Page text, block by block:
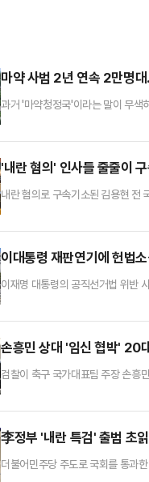
마약 사범 2년 연속 2만명
과거 '마약청정국'이라는 말이 무색
수사권을 완전히 없애고, 검찰을
'내란 혐의' 인사들 줄줄이
내란 혐의로 구속기소된 김용현 전
수 없이 조건을 붙여 직권 보석을
이대통령 재판연기에 헌법
이재명 대통령의 공직선거법 위반
헌법재판소(헌재)에 따르면 지난 9
손흥민 상대 '임신 협박' 20
검찰이 축구 국가대표팀 주장 손흥
참작할 만한 사유가 없는 점 등을
李정부 '내란 특검' 출범 초
더불어민주당 주도로 국회를 통과